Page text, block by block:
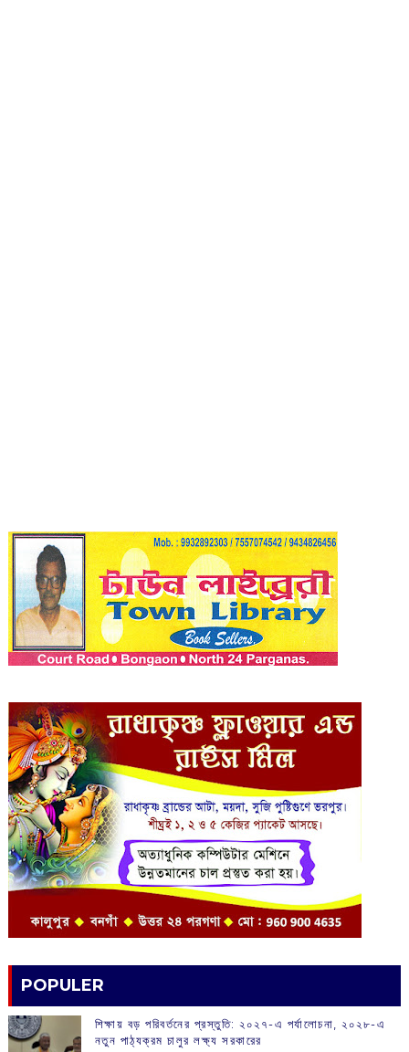
POPULER
শিক্ষায় বড় পরিবর্তনের প্রস্তুতি: ২০২৭-এ পর্যালোচনা, ২০২৮-এ
নতুন পাঠ্যক্রম চালুর লক্ষ্য সরকারের